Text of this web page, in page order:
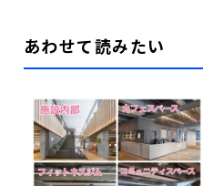
あわせて読みたい